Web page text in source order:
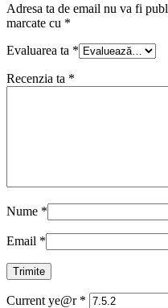
Adresa ta de email nu va fi
marcate cu *
Evaluarea ta *
Recenzia ta *
Nume *
Email *
Current ye@r *